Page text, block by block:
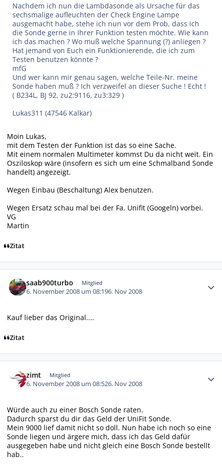
Nachdem ich nun die Lambdasonde als Ursache für das
sechsmalige aufleuchten der Check Engine Lampe
ausgemacht habe, stehe ich nun vor dem Prob, dass ich
die Sonde gerne in Ihrer Funktion testen möchte. Wie kann
ich das machen ? Wo muß welche Spannung (?) anliegen ?
Hat jemand von Euch ein Funktionierende, die ich zum
Testen benutzen könnte ?
mfG
Und wer kann mir genau sagen, welche Teile-Nr. meine
Sonde haben muß ? Ich verzweifel an dieser Suche ! Echt !
( B234L, BJ 92, zu2:9116, zu3:329 )
Lukas311 (47546 Kalkar)
Moin Lukas,
mit dem Testen der Funktion ist das so eine Sache.
Mit einem normalen Multimeter kommst Du da nicht weit. Ein
Osziloskop wäre (insofern es sich um eine Schmalband Sonde
handelt) angezeigt.
Wegen Einbau (Beschaltung) Alex benutzen.
Wegen Ersatz schau mal bei der Fa. Unifit (Googeln) vorbei.
VG
Martin
Zitat
saab900turbo Mitglied
6. November 2008 um 08:196. Nov 2008
Kauf lieber das Original....
Zitat
zimt Mitglied
6. November 2008 um 08:526. Nov 2008
Würde auch zu einer Bosch Sonde raten.
Dadurch sparst du dir das Geld der UniFit Sonde.
Mein 9000 lief damit nicht so doll. Nun habe ich noch so eine
Sonde liegen und ärgere mich, dass ich das Geld dafür
ausgegeben habe und nicht gleich eine Bosch Sonde bestellt
hab..